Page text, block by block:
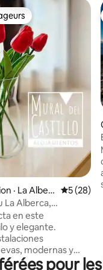
· La Alber
Note
5 (28)
La Alberca,
en este
y elegante.
modernas y
tecnología y
pour